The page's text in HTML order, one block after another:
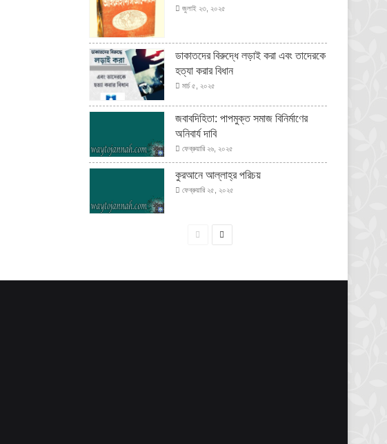
জুলাই ২৩, ২০২৫
ডাকাতদের বিরুদ্ধে লড়াই করা এবং তাদেরকে
হত্যা করার বিধান
মার্চ ৫, ২০২৫
জবাবদিহিতা: পাপমুক্ত সমাজ বিনির্মাণের
অনিবার্য দাবি
ফেব্রুয়ারি ২৬, ২০২৫
কুরআনে আল্লাহ্‌র পরিচয়
ফেব্রুয়ারি ২৫, ২০২৫